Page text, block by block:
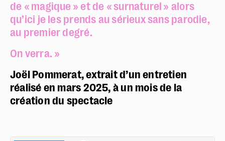
de « magique » et de « surnaturel » alors
qu’ici je les prends au sérieux sans parodie,
au premier degré.
On verra. »
Joël Pommerat, extrait d’un entretien
réalisé en mars 2025, à un mois de la
création du spectacle